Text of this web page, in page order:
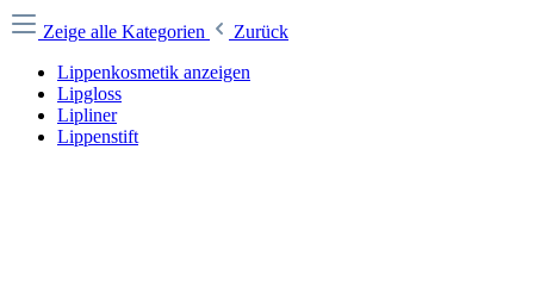
Zeige alle Kategorien
Zurück
Lippenkosmetik anzeigen
Lipgloss
Lipliner
Lippenstift